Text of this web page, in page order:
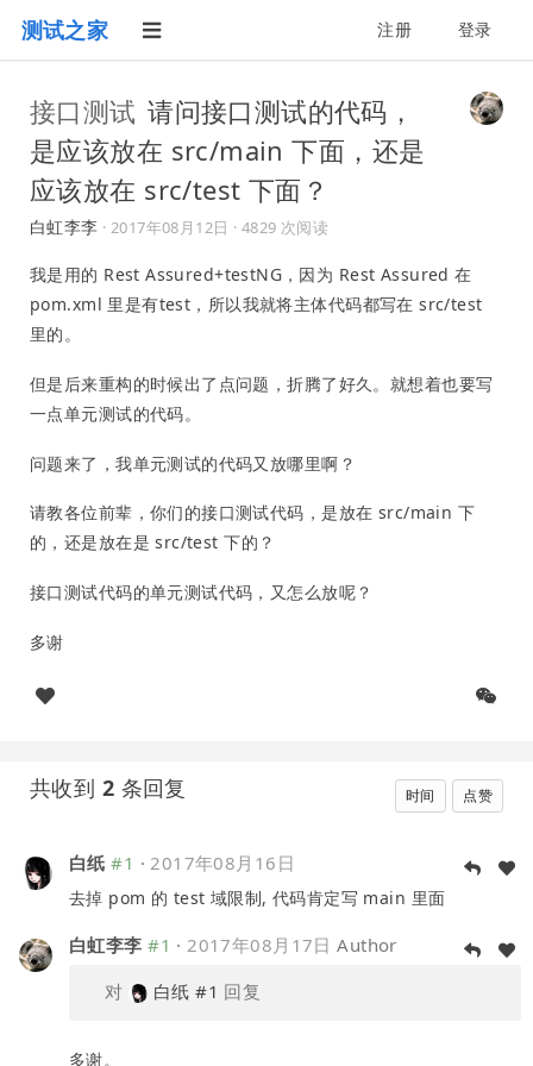
测试之家 注册 登录
接口测试 请问接口测试的代码，
是应该放在 src/main 下面，还是
应该放在 src/test 下面？
白虹李李 · 2017年08月12日 · 4829 次阅读
我是用的 Rest Assured+testNG，因为 Rest Assured 在
pom.xml 里是有test，所以我就将主体代码都写在 src/test
里的。
但是后来重构的时候出了点问题，折腾了好久。就想着也要写
一点单元测试的代码。
问题来了，我单元测试的代码又放哪里啊？
请教各位前辈，你们的接口测试代码，是放在 src/main 下
的，还是放在是 src/test 下的？
接口测试代码的单元测试代码，又怎么放呢？
多谢
共收到 2 条回复 时间 点赞
白纸 #1 · 2017年08月16日
去掉 pom 的 test 域限制, 代码肯定写 main 里面
白虹李李 #1 · 2017年08月17日 Author
对
白纸 #1 回复
多谢。